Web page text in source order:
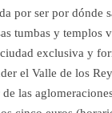
por ser por dónde
tumbas y
exclusiva y
el Valle de los
las